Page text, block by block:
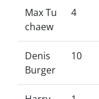
Max Tu
chaew
4
Denis
Burger
10